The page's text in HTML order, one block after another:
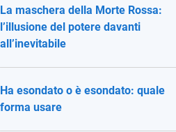
La maschera della Morte Rossa:
l’illusione del potere davanti
all’inevitabile
Ha esondato o è esondato: quale
forma usare